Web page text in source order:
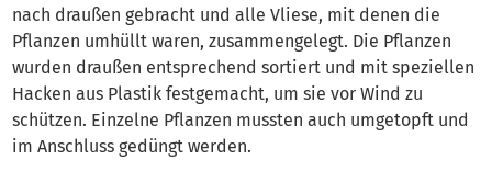
nach draußen gebracht und alle Vliese, mit denen die
Pflanzen umhüllt waren, zusammengelegt. Die Pflanzen
wurden draußen entsprechend sortiert und mit speziellen
Hacken aus Plastik festgemacht, um sie vor Wind zu
schützen. Einzelne Pflanzen mussten auch umgetopft und
im Anschluss gedüngt werden.